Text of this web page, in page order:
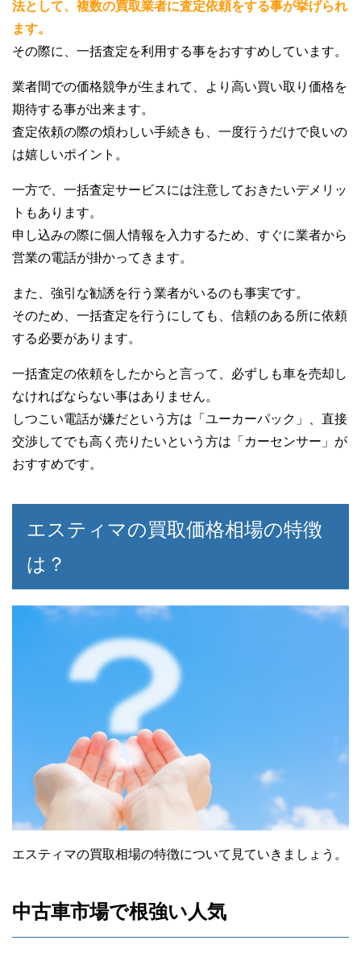
法として、複数の買取業者に査定依頼をする事が挙げられ
ます。
その際に、一括査定を利用する事をおすすめしています。
業者間での価格競争が生まれて、より高い買い取り価格を
期待する事が出来ます。
査定依頼の際の煩わしい手続きも、一度行うだけで良いの
は嬉しいポイント。
一方で、一括査定サービスには注意しておきたいデメリッ
トもあります。
申し込みの際に個人情報を入力するため、すぐに業者から
営業の電話が掛かってきます。
また、強引な勧誘を行う業者がいるのも事実です。
そのため、一括査定を行うにしても、信頼のある所に依頼
する必要があります。
一括査定の依頼をしたからと言って、必ずしも車を売却し
なければならない事はありません。
しつこい電話が嫌だという方は「ユーカーパック」、直接
交渉してでも高く売りたいという方は「カーセンサー」が
おすすめです。
エスティマの買取価格相場の特徴
は？
エスティマの買取相場の特徴について見ていきましょう。
中古車市場で根強い人気